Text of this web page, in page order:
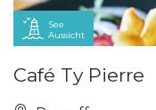
See
Aussicht
Café Ty Pierre